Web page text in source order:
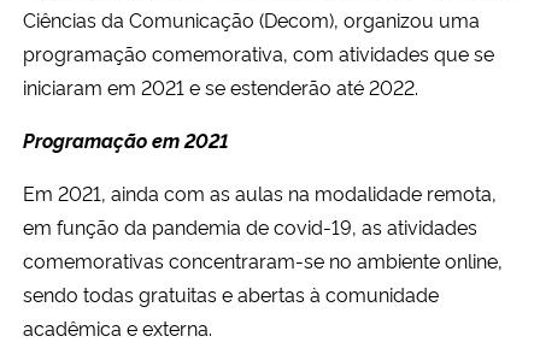
Ciências da Comunicação (Decom), organizou uma
programação comemorativa, com atividades que se
iniciaram em 2021 e se estenderão até 2022.
Programação em 2021
Em 2021, ainda com as aulas na modalidade remota,
em função da pandemia de covid-19, as atividades
comemorativas concentraram-se no ambiente online,
sendo todas gratuitas e abertas à comunidade
acadêmica e externa.